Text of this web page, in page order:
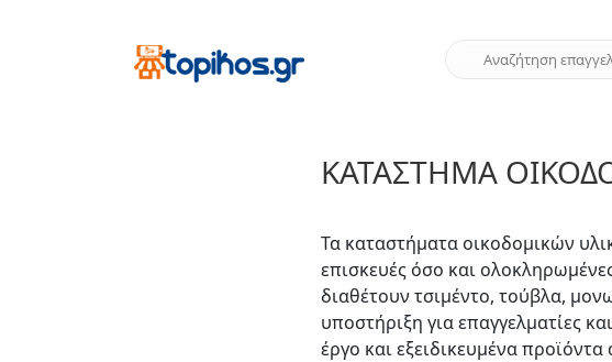
ΚΑΤΆΣΤΗΜΑ
Τα καταστήματα οικοδομικών
επισκευές όσο και
διαθέτουν τσιμέντο, τούβλα,
υποστήριξη για επαγγελματίες
έργο και εξειδικευμένα